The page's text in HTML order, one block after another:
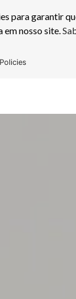
para garantir
em nosso site.